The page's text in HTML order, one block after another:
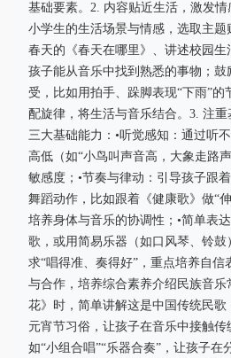
基础要素。2. 内容贴近生活，激发
小学生的生活场景与情感，选取主
春天的《春天在哪里》、讲述校园
孩子能从音乐中找到熟悉的事物；
受，比如用拍手、跺脚表现“下雨”的
配旋律，将生活与音乐结合。3. 注
三大基础能力：•听觉感知：通过听
高低（如“小鸟叫声音高，大象走路
敏感度；•节奏与律动：引导孩子跟
舞蹈动作，比如跟着《健康歌》做“
培养身体与音乐的协调性；•简单表
歌，或用简易乐器（如口风琴、铃
求“唱得准、奏得好”，重点培养自信
与合作，培养综合素养介绍民族音乐
花》时，简单讲解这是中国传统民
元宵节习俗，让孩子在音乐中接触传
如“小组合唱”“乐器合奏”，让孩子在